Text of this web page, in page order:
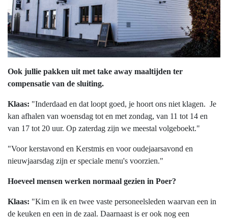
Ook jullie pakken uit met take away maaltijden ter
compensatie van de sluiting.
Klaas: "Inderdaad en dat loopt goed, je hoort ons niet klagen. Je
kan afhalen van woensdag tot en met zondag, van 11 tot 14 en
van 17 tot 20 uur. Op zaterdag zijn we meestal volgeboekt."
"Voor kerstavond en Kerstmis en voor oudejaarsavond en
nieuwjaarsdag zijn er speciale menu's voorzien."
Hoeveel mensen werken normaal gezien in Poer?
Klaas: "Kim en ik en twee vaste personeelsleden waarvan een in
de keuken en een in de zaal. Daarnaast is er ook nog een